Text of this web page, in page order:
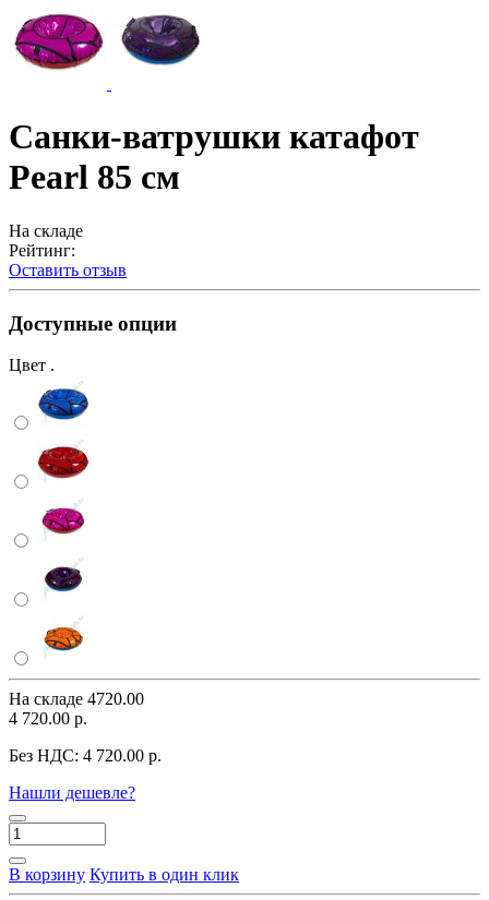
Санки-ватрушки катафот
Pearl 85 см
На складе
Рейтинг:
Оставить отзыв
Доступные опции
Цвет .
На складе 4720.00
4 720.00 р.
Без НДС: 4 720.00 р.
Нашли дешевле?
В корзину Купить в один клик